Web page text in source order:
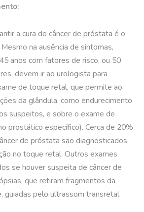
a cura do câncer de próstata é o
na ausência de sintomas,
anos com fatores de risco, ou 50
devem ir ao urologista para
de toque retal, que permite ao
da glândula, como endurecimento
suspeitos, e sobre o exame de
prostático específico). Cerca de 20%
de próstata são diagnosticados
no toque retal. Outros exames
se houver suspeita de câncer de
que retiram fragmentos da
guiadas pelo ultrassom transretal.